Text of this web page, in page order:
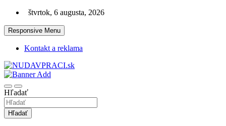
Skip
content
štvrtok, 6 augusta, 2026
Responsive Menu
Kontakt a reklama
nudaVpráci.sk
Hľadať
Hľadať